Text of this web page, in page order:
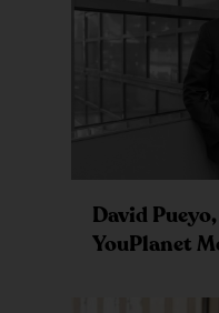
David
YouPlanet